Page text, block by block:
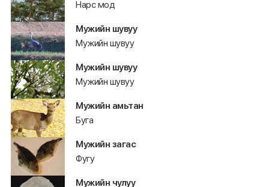
Нарс мод
Мужийн шувуу
Мужийн шувуу
Мужийн шувуу
Мужийн шувуу
Мужийн амьтан
Буга
Мужийн загас
Фугу
Мужийн чулуу